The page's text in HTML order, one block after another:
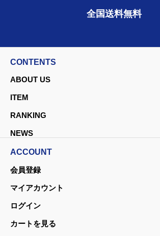
全国送料無料
CONTENTS
ABOUT US
ITEM
RANKING
NEWS
ACCOUNT
会員登録
マイアカウント
ログイン
カートを見る